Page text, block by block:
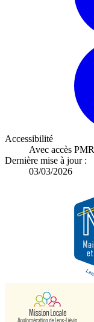
Accessibilité
Avec accès PMR
Dernière mise à jour :
03/03/2026